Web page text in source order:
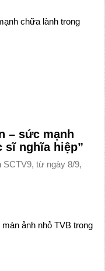
– sức mạnh
sĩ nghĩa hiệp”
từ ngày 8/9,